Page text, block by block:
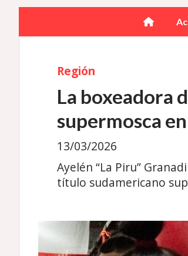
La boxeadora
supermosca
Ayelén “La Piru”
título sudamericano
Región
13/03/2026